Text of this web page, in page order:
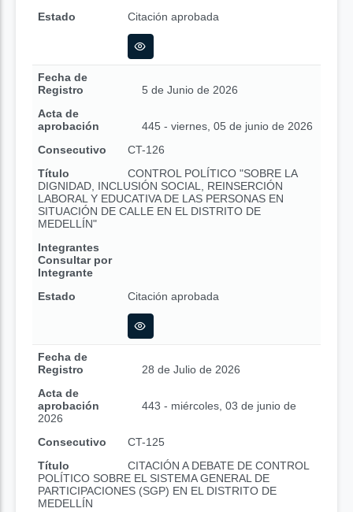
Estado
Citación aprobada
Fecha de
Registro
5 de Junio de 2026
Acta de
aprobación
445 - viernes, 05 de junio de 2026
Consecutivo
CT-126
Título
CONTROL POLÍTICO "SOBRE LA
DIGNIDAD, INCLUSIÓN SOCIAL, REINSERCIÓN
LABORAL Y EDUCATIVA DE LAS PERSONAS EN
SITUACIÓN DE CALLE EN EL DISTRITO DE
MEDELLÍN"
Integrantes
Consultar por
Integrante
Estado
Citación aprobada
Fecha de
Registro
28 de Julio de 2026
Acta de
aprobación
443 - miércoles, 03 de junio de
2026
Consecutivo
CT-125
Título
CITACIÓN A DEBATE DE CONTROL
POLÍTICO SOBRE EL SISTEMA GENERAL DE
PARTICIPACIONES (SGP) EN EL DISTRITO DE
MEDELLÍN